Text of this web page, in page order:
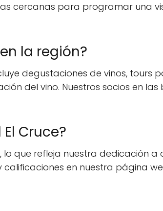
cercanas para programar una
la región?
degustaciones de vinos, tours
del vino. Nuestros socios en las
Cruce?
lo que refleja nuestra dedicación a
calificaciones en nuestra página